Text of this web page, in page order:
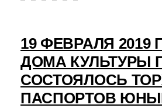
19 ФЕВРАЛЯ
ДОМА КУЛЬТУРЫ
СОСТОЯЛОСЬ
ПАСПОРТОВ